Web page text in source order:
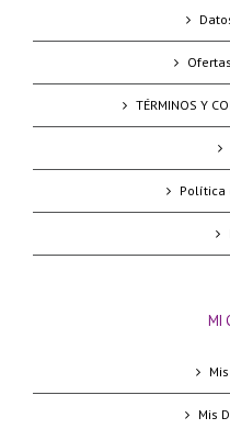
TÉRMINOS Y
Política
MI
Mis